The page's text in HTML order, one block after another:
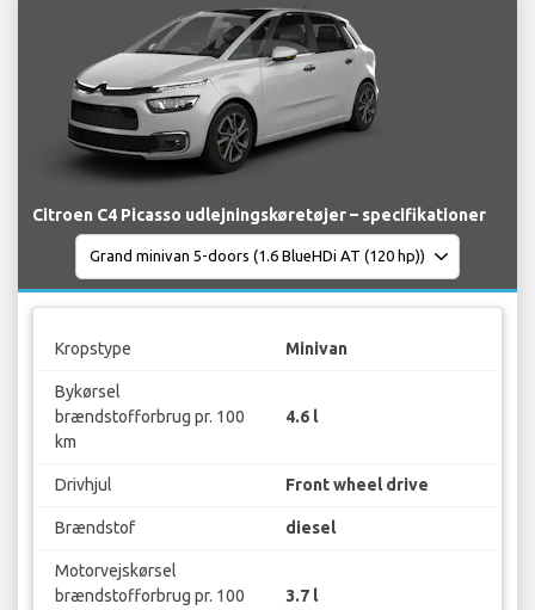
Citroen C4 Picasso udlejningskøretøjer – specifikationer
Kropstype Minivan
Bykørsel
brændstofforbrug pr. 100
km
4.6 l
Drivhjul Front wheel drive
Brændstof diesel
Motorvejskørsel
brændstofforbrug pr. 100
3.7 l